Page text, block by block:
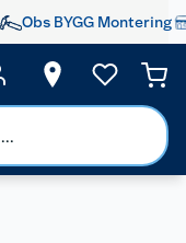
Obs BYGG Montering